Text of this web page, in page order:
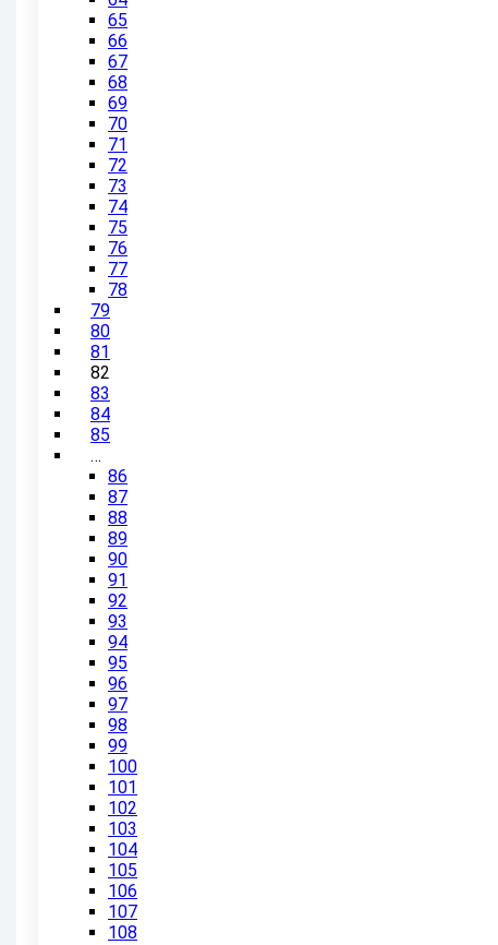
65
66
67
68
69
70
71
72
73
74
75
76
77
78
79
80
81
82
83
84
85
…
86
87
88
89
90
91
92
93
94
95
96
97
98
99
100
101
102
103
104
105
106
107
108